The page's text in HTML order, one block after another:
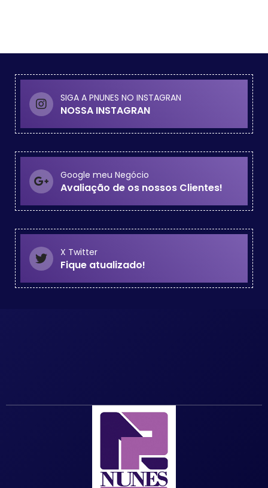
SIGA A PNUNES NO INSTAGRAN
NOSSA INSTAGRAN
Google meu Negócio
Avaliação de os nossos Clientes!
X Twitter
Fique atualizado!